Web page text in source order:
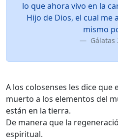
lo que ahora vivo en la
Hijo de Dios, el cual me
mismo
Gálatas
A los colosenses les dice que
muerto a los elementos del
están en la tierra.
De manera que la
espiritual.